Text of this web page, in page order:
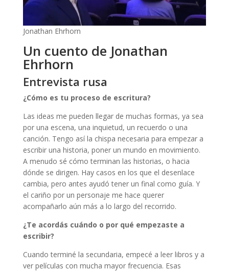
Jonathan Ehrhorn
Un cuento de Jonathan
Ehrhorn
Entrevista rusa
¿Cómo es tu proceso de escritura?
Las ideas me pueden llegar de muchas formas, ya sea
por una escena, una inquietud, un recuerdo o una
canción. Tengo así la chispa necesaria para empezar a
escribir una historia, poner un mundo en movimiento.
A menudo sé cómo terminan las historias, o hacia
dónde se dirigen. Hay casos en los que el desenlace
cambia, pero antes ayudó tener un final como guía. Y
el cariño por un personaje me hace querer
acompañarlo aún más a lo largo del recorrido.
¿Te acordás cuándo o por qué empezaste a
escribir?
Cuando terminé la secundaria, empecé a leer libros y a
ver películas con mucha mayor frecuencia. Esas